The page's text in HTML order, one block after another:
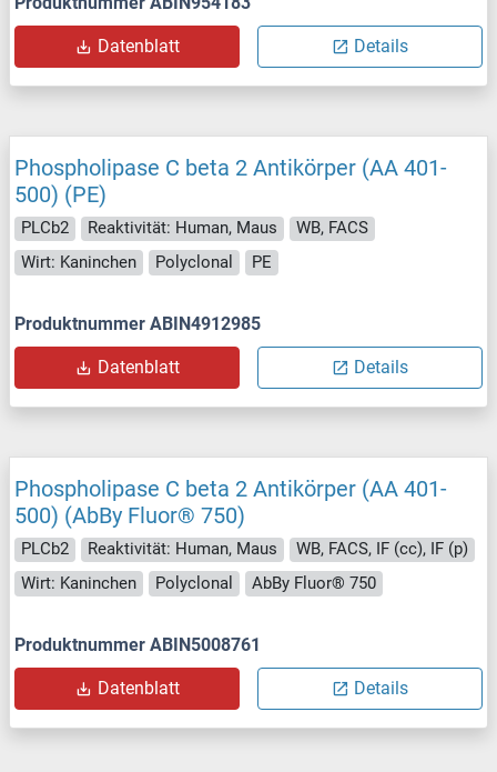
Datenblatt Details
Phospholipase C beta 2 Antikörper (AA 401-
500) (PE)
PLCb2 Reaktivität: Human, Maus
WB, FACS
Wirt: Kaninchen
Polyclonal PE
Produktnummer ABIN4912985
Datenblatt Details
Phospholipase C beta 2 Antikörper (AA 401-
500) (AbBy Fluor® 750)
PLCb2 Reaktivität: Human, Maus
WB, FACS, IF (cc), IF (p)
Wirt: Kaninchen
Polyclonal AbBy Fluor® 750
Produktnummer ABIN5008761
Datenblatt Details